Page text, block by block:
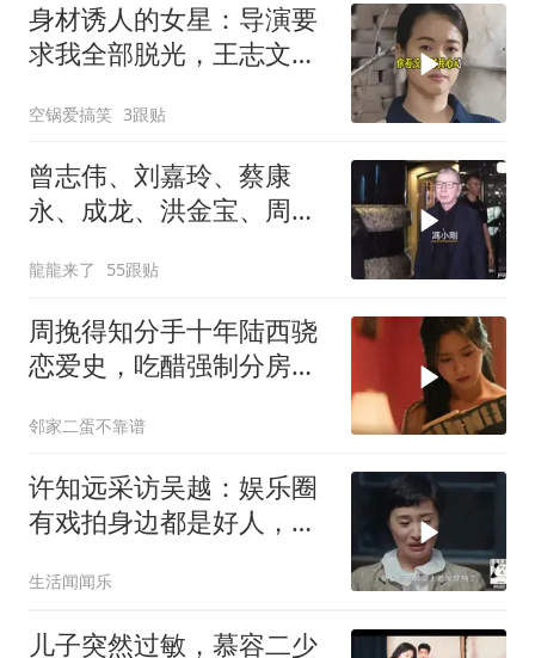
身材诱人的女星：导演要
求我全部脱光，王志文的
空锅爱搞笑 3跟贴
曾志伟、刘嘉玲、蔡康
永、成龙、洪金宝、周
龍龍来了 55跟贴
周挽得知分手十年陆西骁
恋爱史，吃醋强制分房，
邻家二蛋不靠谱
许知远采访吴越：娱乐圈
有戏拍身边都是好人，没
生活闻闻乐
儿子突然过敏，慕容二少